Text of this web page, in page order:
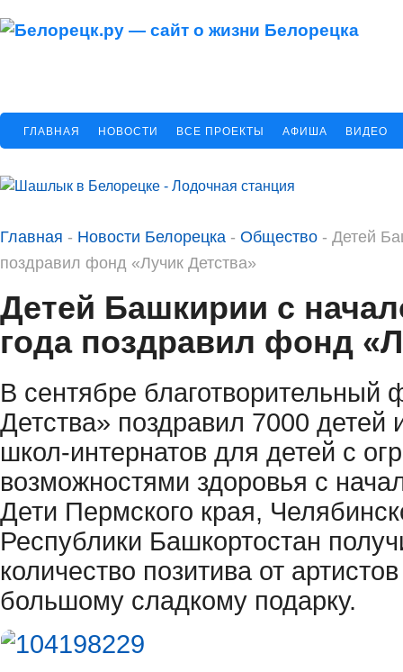
ГЛАВНАЯ НОВОСТИ ВСЕ ПРОЕКТЫ АФИША ВИДЕО
Главная - Новости Белорецка - Общество - Детей
поздравил фонд «Лучик Детства»
Детей Башкирии с
года поздравил фонд
В сентябре благотворительный
Детства» поздравил 7000 детей
школ-интернатов для детей с
возможностями здоровья с
Дети Пермского края,
Республики Башкортостан
количество позитива от
большому сладкому подарку.